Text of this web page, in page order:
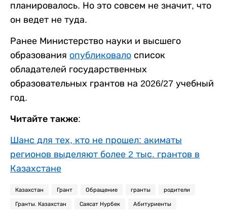
планировалось. Но это совсем не значит, что
он ведет не туда.
Ранее Министерство науки и высшего
образования опубликовало список
обладателей государственных
образовательных грантов на 2026/27 учебный
год.
Читайте также:
Шанс для тех, кто не прошел: акиматы
регионов выделяют более 2 тыс. грантов в
Казахстане
Казахстан Грант Обращение гранты родители
Гранты. Казахстан Саясат Нурбек Абитуриенты